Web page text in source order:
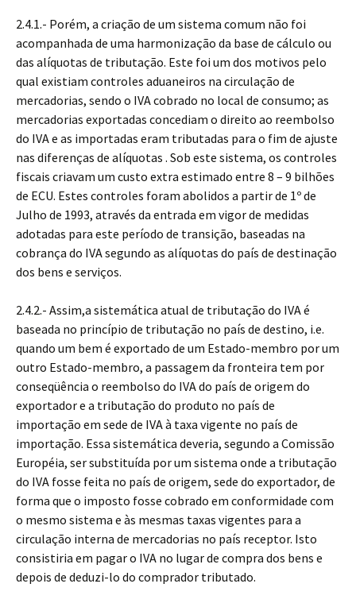
2.4.1.- Porém, a criação de um sistema comum não foi
acompanhada de uma harmonização da base de cálculo ou
das alíquotas de tributação. Este foi um dos motivos pelo
qual existiam controles aduaneiros na circulação de
mercadorias, sendo o IVA cobrado no local de consumo; as
mercadorias exportadas concediam o direito ao reembolso
do IVA e as importadas eram tributadas para o fim de ajuste
nas diferenças de alíquotas . Sob este sistema, os controles
fiscais criavam um custo extra estimado entre 8 – 9 bilhões
de ECU. Estes controles foram abolidos a partir de 1º de
Julho de 1993, através da entrada em vigor de medidas
adotadas para este período de transição, baseadas na
cobrança do IVA segundo as alíquotas do país de destinação
dos bens e serviços.
2.4.2.- Assim,a sistemática atual de tributação do IVA é
baseada no princípio de tributação no país de destino, i.e.
quando um bem é exportado de um Estado-membro por um
outro Estado-membro, a passagem da fronteira tem por
conseqüência o reembolso do IVA do país de origem do
exportador e a tributação do produto no país de
importação em sede de IVA à taxa vigente no país de
importação. Essa sistemática deveria, segundo a Comissão
Européia, ser substituída por um sistema onde a tributação
do IVA fosse feita no país de origem, sede do exportador, de
forma que o imposto fosse cobrado em conformidade com
o mesmo sistema e às mesmas taxas vigentes para a
circulação interna de mercadorias no país receptor. Isto
consistiria em pagar o IVA no lugar de compra dos bens e
depois de deduzi-lo do comprador tributado.